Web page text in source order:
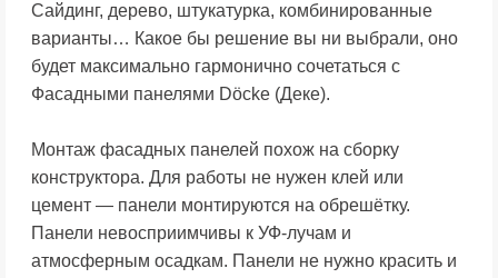
Сайдинг, дерево, штукатурка, комбинированные
варианты… Какое бы решение вы ни выбрали, оно
будет максимально гармонично сочетаться с
Фасадными панелями Döcke (Деке).
Монтаж фасадных панелей похож на сборку
конструктора. Для работы не нужен клей или
цемент — панели монтируются на обрешётку.
Панели невосприимчивы к УФ-лучам и
атмосферным осадкам. Панели не нужно красить и